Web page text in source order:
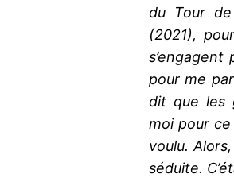
du Tour de
(2021),
pour me
dit que les
moi pour
voulu.
séduite.